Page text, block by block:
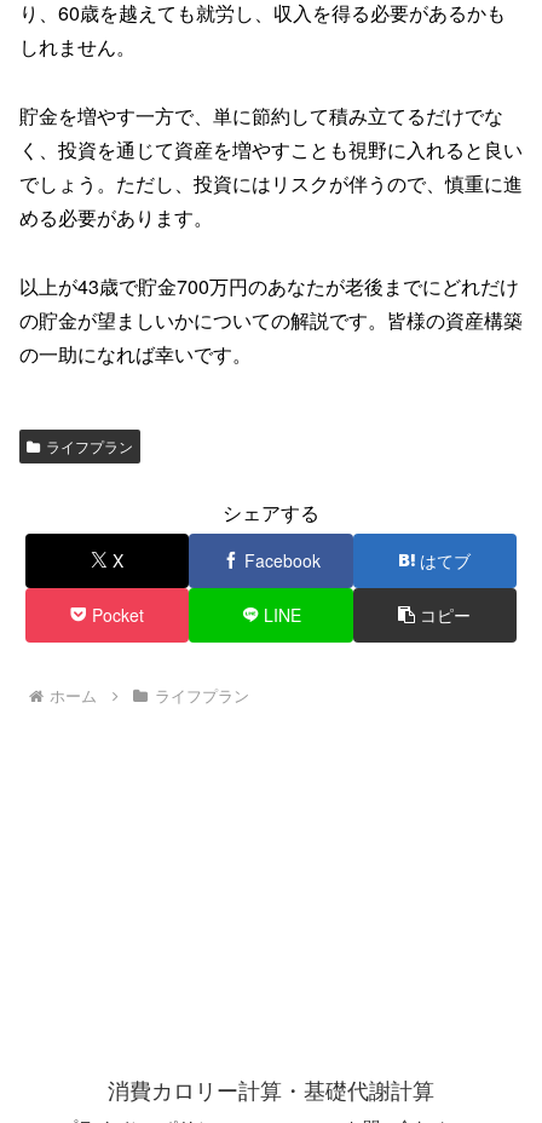
り、60歳を越えても就労し、収入を得る必要があるかも
しれません。
貯金を増やす一方で、単に節約して積み立てるだけでな
く、投資を通じて資産を増やすことも視野に入れると良い
でしょう。ただし、投資にはリスクが伴うので、慎重に進
める必要があります。
以上が43歳で貯金700万円のあなたが老後までにどれだけ
の貯金が望ましいかについての解説です。皆様の資産構築
の一助になれば幸いです。
ライフプラン
シェアする
X Facebook はてブ
Pocket LINE コピー
ホーム ライフプラン
消費カロリー計算・基礎代謝計算